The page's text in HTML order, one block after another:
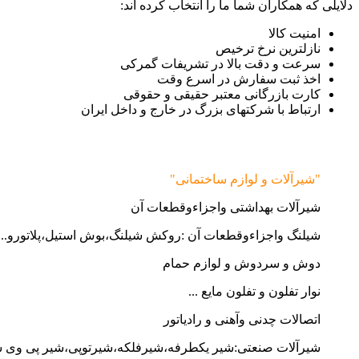
دلایلی که همکاران شما ما را انتخاب کرده اند:
امنیت کالا
نازلترین نرخ ترخیص
سرعت و دقت بالا در تشریفات گمرکی
اخذ ثبت سفارش در اسرع وقت
کارت بازرگانی معتبر حقیقی و حقوقی
ارتباط با شرکتهای بزرگ در خارج و داخل ایران
"شیرآلات و لوازم ساختمانی"
شیرآلات بهداشتی واجزاءوقطعات آن
شیلنگ واجزاءوقطعات آن :روکش شیلنگ،بوش
دوش و سردوش و لوازم حمام
نوار تفلون و تفلون مایع ...
اتصالات چدنی وآهنی و رادیاتور
شیرآلات صنعتی:شیر یکطرفه،شیرفلکه،شیرتوپی،شیر پی